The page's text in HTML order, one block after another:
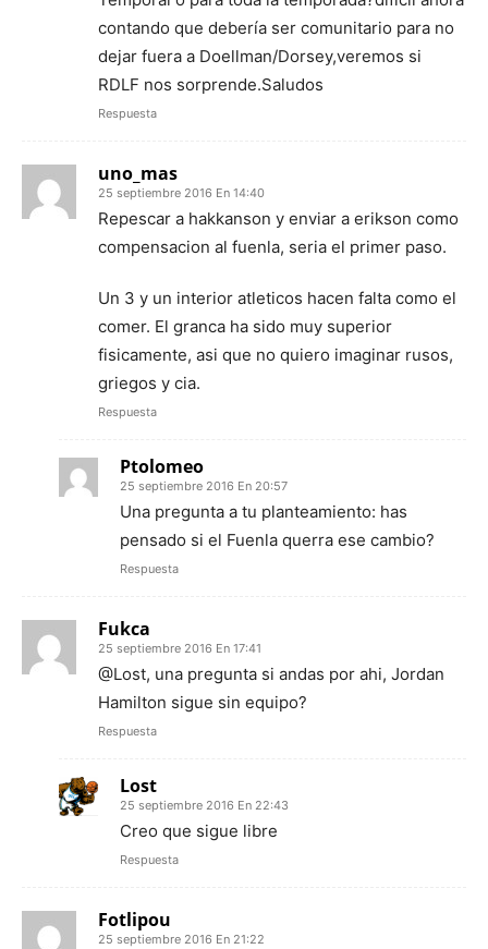
contando que debería ser comunitario para no
dejar fuera a Doellman/Dorsey,veremos si
RDLF nos sorprende.Saludos
Respuesta
uno_mas
25 septiembre 2016 En 14:40
Repescar a hakkanson y enviar a erikson como
compensacion al fuenla, seria el primer paso.
Un 3 y un interior atleticos hacen falta como el
comer. El granca ha sido muy superior
fisicamente, asi que no quiero imaginar rusos,
griegos y cia.
Respuesta
Ptolomeo
25 septiembre 2016 En 20:57
Una pregunta a tu planteamiento: has
pensado si el Fuenla querra ese cambio?
Respuesta
Fukca
25 septiembre 2016 En 17:41
@Lost, una pregunta si andas por ahi, Jordan
Hamilton sigue sin equipo?
Respuesta
Lost
25 septiembre 2016 En 22:43
Creo que sigue libre
Respuesta
Fotlipou
25 septiembre 2016 En 21:22